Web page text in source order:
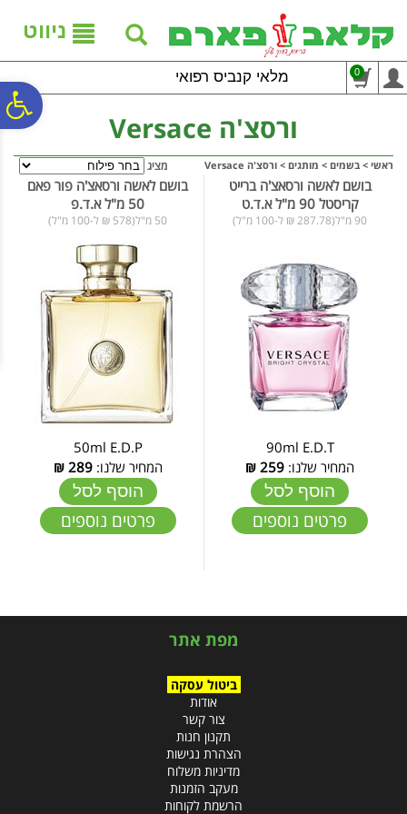
נגישות
אתר
המרכזי
ניווט
מלאי קנביס רפואי 0
ורסצ'ה Versace
ראשי > בשמים > מותגים > ורסצ'ה Versace מציג
בושם לאשה ורסאצ'ה ברייט
קריסטל 90 מ"ל א.ד.ט
90 מ"ל(287.78 ₪ ל-100 מ"ל)
90ml E.D.T
המחיר שלנו: 259
₪
הוסף לסל
פרטים נוספים
בושם לאשה ורסאצ'ה פור פאם
50 מ"ל א.ד.פ
50 מ"ל(578 ₪ ל-100 מ"ל)
50ml E.D.P
המחיר שלנו:289
₪
הוסף לסל
פרטים נוספים
מפת אתר
ביטול עסקה
אודות
צור קשר
תקנון חנות
הצהרת נגישות
מדיניות משלוח
מעקב הזמנות
הרשמת לקוחות